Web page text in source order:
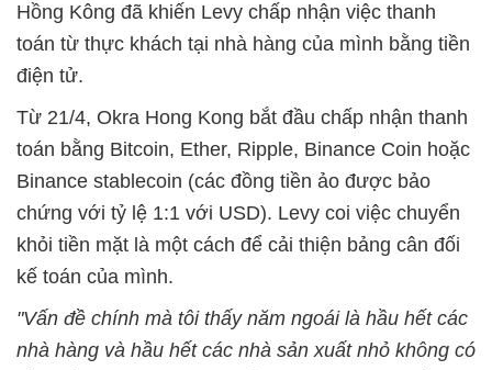
Hồng Kông đã khiến Levy chấp nhận việc thanh
toán từ thực khách tại nhà hàng của mình bằng tiền
điện tử.
Từ 21/4, Okra Hong Kong bắt đầu chấp nhận thanh
toán bằng Bitcoin, Ether, Ripple, Binance Coin hoặc
Binance stablecoin (các đồng tiền ảo được bảo
chứng với tỷ lệ 1:1 với USD). Levy coi việc chuyển
khỏi tiền mặt là một cách để cải thiện bảng cân đối
kế toán của mình.
"Vấn đề chính mà tôi thấy năm ngoái là hầu hết các
nhà hàng và hầu hết các nhà sản xuất nhỏ không có